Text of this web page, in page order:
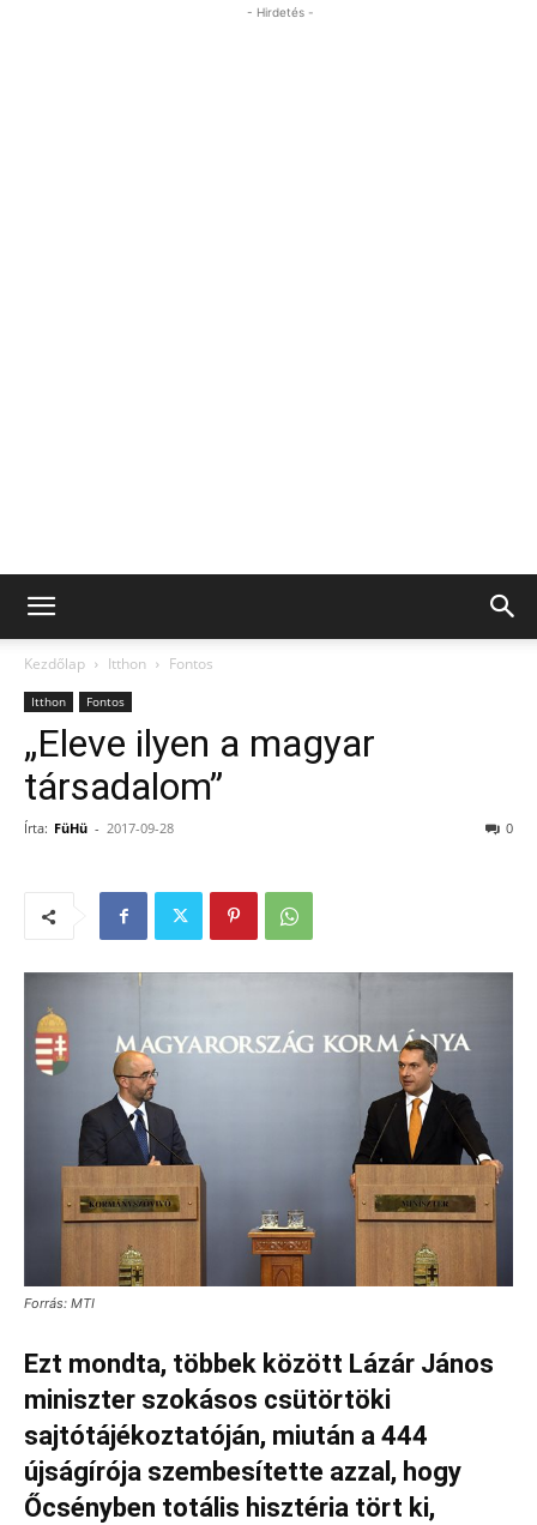
- Hirdetés -
Kezdőlap Itthon Fontos
Itthon Fontos
„Eleve ilyen a magyar
társadalom”
Írta: FüHü - 2017-09-28 0
Forrás: MTI
Ezt mondta, többek között Lázár János
miniszter szokásos csütörtöki
sajtótájékoztatóján, miután a 444
újságírója szembesítette azzal, hogy
Őcsényben totális hisztéria tört ki,